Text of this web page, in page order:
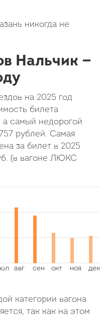
никогда не
Нальчик —
на 2025 год
билета
а самый недорогой
рублей. Самая
за билет в 2025
(в вагоне ЛЮКС
категории вагона
так как на этом